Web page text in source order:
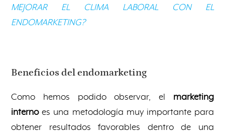
MEJORAR EL CLIMA LABORAL CON EL
ENDOMARKETING?
Beneficios del endomarketing
Como hemos podido observar, el marketing
internoes una metodología muy importante para
obtener resultados favorables dentro de una